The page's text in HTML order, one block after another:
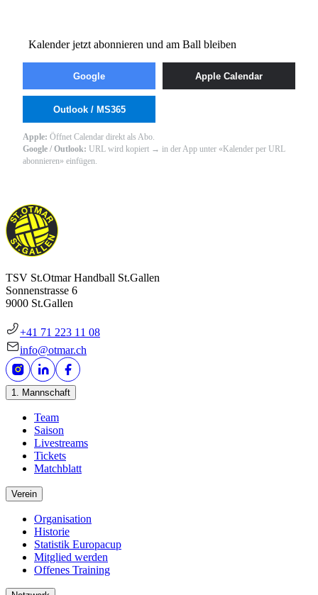
Kalender jetzt abonnieren und am Ball bleiben
Google Apple Calendar
Outlook / MS365
Apple: Öffnet Calendar direkt als Abo.
Google / Outlook: URL wird kopiert → in der App unter «Kalender per URL
abonnieren» einfügen.
TSV St.Otmar Handball St.Gallen
Sonnenstrasse 6
9000 St.Gallen
+41 71 223 11 08
info@otmar.ch
1. Mannschaft
Team
Saison
Livestreams
Tickets
Matchblatt
Verein
Organisation
Historie
Statistik Europacup
Mitglied werden
Offenes Training